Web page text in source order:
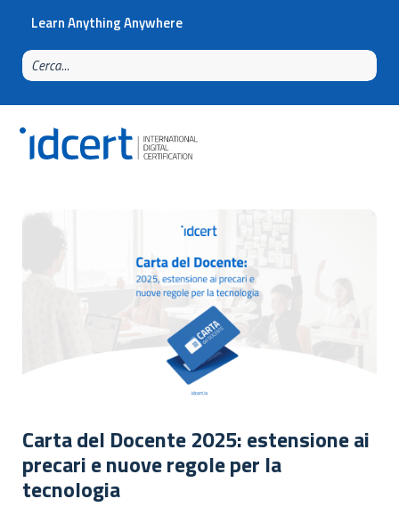
Learn Anything Anywhere
Carta del Docente 2025: estensione ai
precari e nuove regole per la
tecnologia